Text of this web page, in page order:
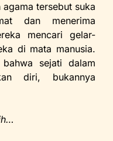
tersebut suka
dan menerima
mencari gelar-
di mata manusia.
bahwa sejati dalam
diri, bukannya